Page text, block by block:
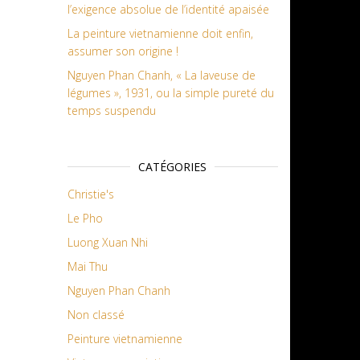
l’exigence absolue de l’identité apaisée
La peinture vietnamienne doit enfin,
assumer son origine !
Nguyen Phan Chanh, « La laveuse de
légumes », 1931, ou la simple pureté du
temps suspendu
CATÉGORIES
Christie's
Le Pho
Luong Xuan Nhi
Mai Thu
Nguyen Phan Chanh
Non classé
Peinture vietnamienne